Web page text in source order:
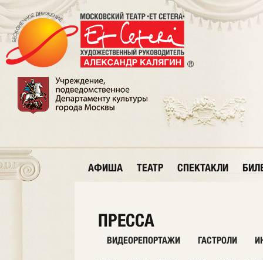
АФИША ТЕАТР СПЕКТАКЛИ
ПРЕССА
ВИДЕОРЕПОРТАЖИ ГАСТРОЛИ